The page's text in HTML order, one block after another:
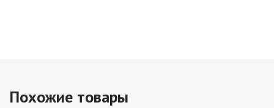
Похожие товары